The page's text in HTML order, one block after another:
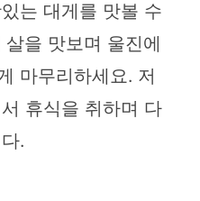
는 대게를 맛볼 수
을 맛보며 울진에
마무리하세요. 저
휴식을 취하며 다
.